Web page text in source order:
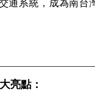
通系統，成為南台
亮點：